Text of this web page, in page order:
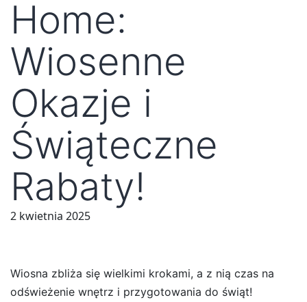
Home:
Wiosenne
Okazje i
Świąteczne
Rabaty!
2 kwietnia 2025
Wiosna zbliża się wielkimi krokami, a z nią czas na
odświeżenie wnętrz i przygotowania do świąt!